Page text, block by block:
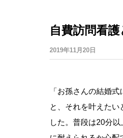
自費訪問看
2019年11月20日
「お孫さんの結婚
と、それを叶えたい
した。普段は20分